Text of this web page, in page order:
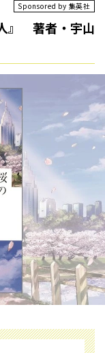
Sponsored by 集英社
』 著者・宇山